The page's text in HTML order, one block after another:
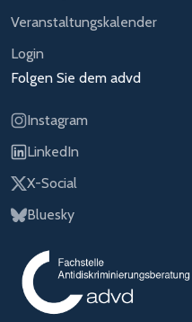
Veranstaltungskalender
Login
Folgen Sie dem advd
Instagram
LinkedIn
X-Social
Bluesky